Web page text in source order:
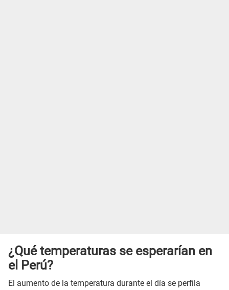
¿Qué temperaturas se esperarían en
el Perú?
El aumento de la temperatura durante el día se perfila